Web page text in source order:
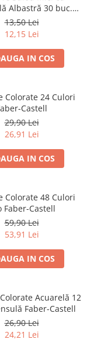
Albastră 30 buc.
Faber-Castell
13,50 Lei
12,15 Lei
IN COS
Colorate 24 Culori
Castell
29,90 Lei
26,91 Lei
IN COS
Colorate 48 Culori
Faber-Castell
59,90 Lei
53,91 Lei
IN COS
Acuarelă 12
Faber-Castell
26,90 Lei
24,21 Lei